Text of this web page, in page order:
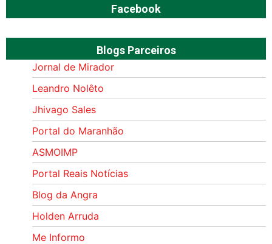
Facebook
Blogs Parceiros
Jornal de Mirador
Leandro Nolêto
Jhivago Sales
Portal do Maranhão
ASMOIMP
Portal Reais Notí­cias
Blog da Angra
Holden Arruda
Me Informo